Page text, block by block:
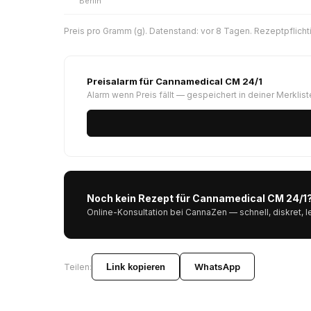
Preis pro Gramm (g). Datenstand: vor 8 Tagen.
Preisalarm für Cannamedical CM 24/1
Alarm wenn Preis fällt — gespeichert in deiner
Noch kein Rezept für Cannamedical CM 24/
Online-Konsultation bei CannaZen — schnell, diskret,
Teilen: Link kopieren WhatsApp